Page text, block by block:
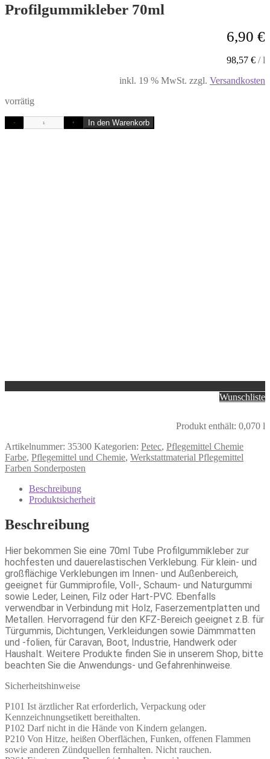
Profilgummikleber 70ml
6,90 €
98,57 € /l
inkl. 19 % MwSt. zzgl. Versandkosten
vorrätig
- + In den Warenkorb
Wunschliste
Produkt enthält: 0,070 l
Artikelnummer: 35300 Kategorien: Petec, Pflegemittel Chemie
Farbe, Pflegemittel und Chemie, Werkstattmaterial Pflegemittel
Farben Sonderposten
Beschreibung
Produktsicherheit
Beschreibung
Hier bekommen Sie eine 70ml Tube Profilgummikleber zur
hochfesten und dauerelastischen Verklebung. Für klein- und
großflächige Verklebungen im Innen- und Außenbereich,
geeignet für Gummiprofile, Voll-, Schaum- und Naturgummi
sowie Leder, Leinen, Filz oder Hart-PVC. Ebenfalls
verwendbar in Verbindung mit Holz, Faserzementplatten und
Metallen. Hervorragend für den KFZ-Bereich geeignet z.B. für
Türgummis, Dichtungen, Verkleidungen sowie Dämmmatten
und -folien, für Caravan, Boot, Industrie, Handwerk oder
Haushalt. Weitere Produkte finden Sie in unserem Shop, bitte
beachten Sie die Anwendungs- und Gefahrenhinweise.
Sicherheitshinweise
P101 Ist ärztlicher Rat erforderlich, Verpackung oder
Kennzeichnungsetikett bereithalten.
P102 Darf nicht in die Hände von Kindern gelangen.
P210 Von Hitze, heißen Oberflächen, Funken, offenen Flammen
sowie anderen Zündquellen fernhalten. Nicht rauchen.